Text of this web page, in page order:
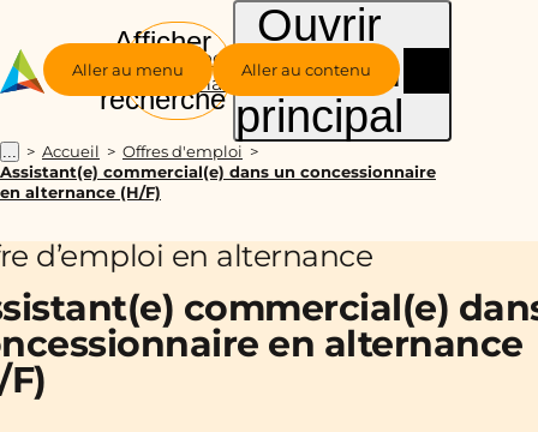
Aller au menu Aller au contenu
Groupe
Alternance
Afficher
la
recherche
Ouvrir
le menu
principal
... Accueil
Offres d'emploi
Assistant(e) commercial(e) dans un concessionnaire
en alternance (H/F)
d’emploi en alternance
commercial(e)
en alternance